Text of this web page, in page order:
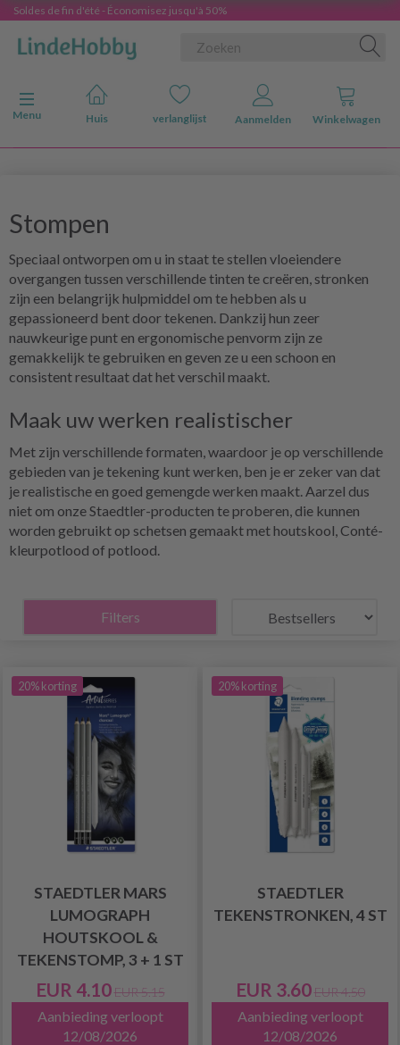
Soldes de fin d'été - Économisez jusqu'à 50%
Navigatie in-/uitschakelen
Menu
Huis verlanglijst Aanmelden Winkelwagen
Stompen
Speciaal ontworpen om u in staat te stellen vloeiendere
overgangen tussen verschillende tinten te creëren, stronken
zijn een belangrijk hulpmiddel om te hebben als u
gepassioneerd bent door tekenen. Dankzij hun zeer
nauwkeurige punt en ergonomische penvorm zijn ze
gemakkelijk te gebruiken en geven ze u een schoon en
consistent resultaat dat het verschil maakt.
Maak uw werken realistischer
Met zijn verschillende formaten, waardoor je op verschillende
gebieden van je tekening kunt werken, ben je er zeker van dat
je realistische en goed gemengde werken maakt. Aarzel dus
niet om onze Staedtler-producten te proberen, die kunnen
worden gebruikt op schetsen gemaakt met houtskool, Conté-
kleurpotlood of potlood.
Filters
20% korting
STAEDTLER MARS
LUMOGRAPH
HOUTSKOOL &
TEKENSTOMP, 3 + 1 ST
EUR 4.10 EUR 5.15
Aanbieding verloopt
12/08/2026
20% korting
STAEDTLER
TEKENSTRONKEN, 4 ST
EUR 3.60 EUR 4.50
Aanbieding verloopt
12/08/2026